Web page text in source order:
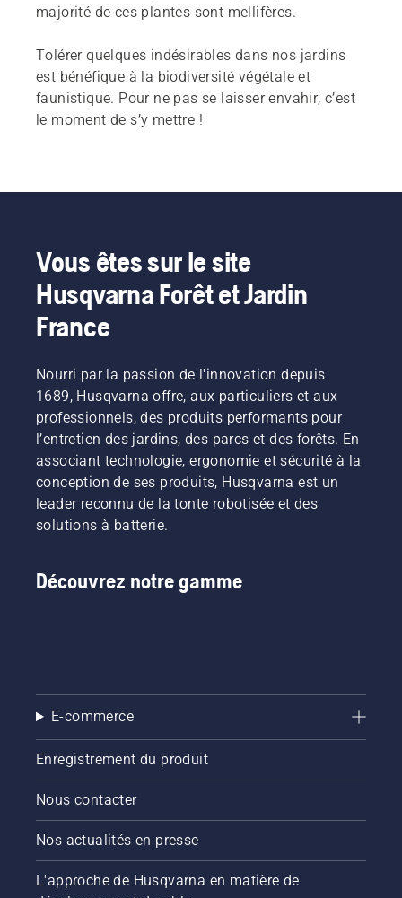
majorité de ces plantes sont mellifères.
Tolérer quelques indésirables dans nos jardins
est bénéfique à la biodiversité végétale et
faunistique. Pour ne pas se laisser envahir, c’est
le moment de s’y mettre !
Vous êtes sur le site
Husqvarna Forêt et Jardin
France
Nourri par la passion de l'innovation depuis
1689, Husqvarna offre, aux particuliers et aux
professionnels, des produits performants pour
l’entretien des jardins, des parcs et des forêts. En
associant technologie, ergonomie et sécurité à la
conception de ses produits, Husqvarna est un
leader reconnu de la tonte robotisée et des
solutions à batterie.
Découvrez notre gamme
E-commerce
Enregistrement du produit
Nous contacter
Nos actualités en presse
L'approche de Husqvarna en matière de